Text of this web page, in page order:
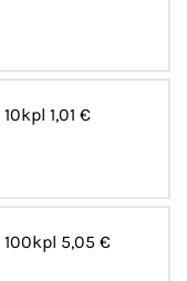
10kpl 1,01 €
100kpl 5,05 €